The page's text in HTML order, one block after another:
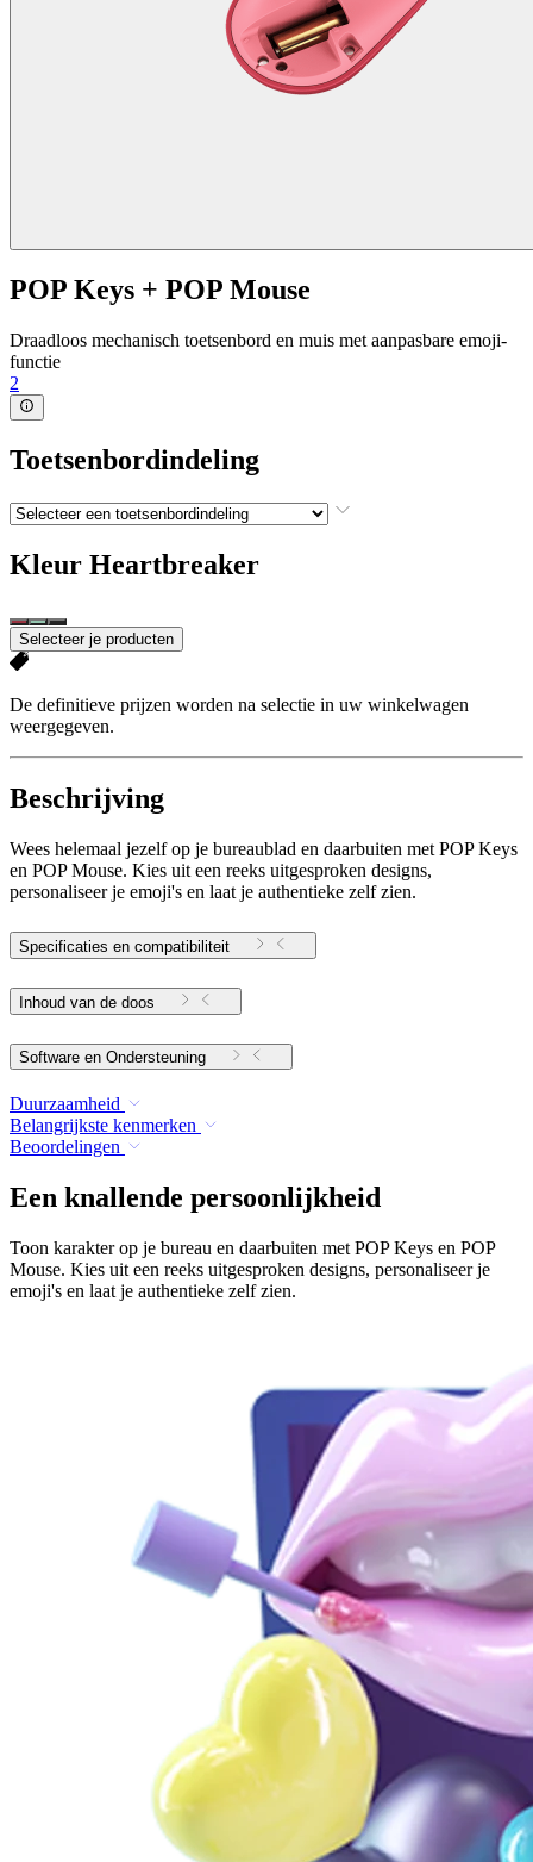
POP Keys + POP Mouse
Draadloos mechanisch toetsenbord en muis met aanpasbare emoji-
functie
2
Toetsenbordindeling
Kleur Heartbreaker
Selecteer je producten
De definitieve prijzen worden na selectie in uw winkelwagen
weergegeven.
Beschrijving
Wees helemaal jezelf op je bureaublad en daarbuiten met POP Keys
en POP Mouse. Kies uit een reeks uitgesproken designs,
personaliseer je emoji's en laat je authentieke zelf zien.
Specificaties en compatibiliteit
Inhoud van de doos
Software en Ondersteuning
Duurzaamheid
Belangrijkste kenmerken
Beoordelingen
Een knallende persoonlijkheid
Toon karakter op je bureau en daarbuiten met POP Keys en POP
Mouse. Kies uit een reeks uitgesproken designs, personaliseer je
emoji's en laat je authentieke zelf zien.